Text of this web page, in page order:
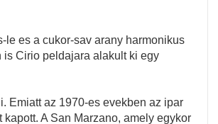
le es a cukor-sav arany harmonikus
is Cirio peldajara alakult ki egy
Emiatt az 1970-es evekben az ipar
A San Marzano, amely egykor